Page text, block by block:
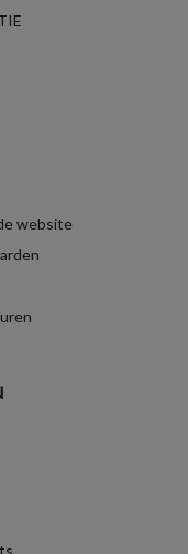
website